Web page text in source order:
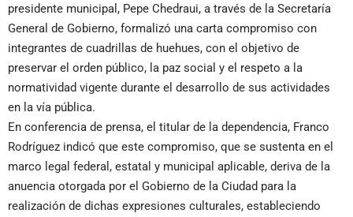
presidente municipal, Pepe Chedraui, a través de la Secretaría
General de Gobierno, formalizó una carta compromiso con
integrantes de cuadrillas de huehues, con el objetivo de
preservar el orden público, la paz social y el respeto a la
normatividad vigente durante el desarrollo de sus actividades
en la vía pública.
En conferencia de prensa, el titular de la dependencia, Franco
Rodríguez indicó que este compromiso, que se sustenta en el
marco legal federal, estatal y municipal aplicable, deriva de la
anuencia otorgada por el Gobierno de la Ciudad para la
realización de dichas expresiones culturales, estableciendo